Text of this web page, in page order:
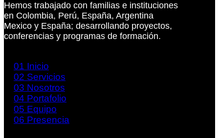
Hemos trabajado con familias e instituciones
en Colombia, Perú, España, Argentina
Mexico y España; desarrollando proyectos,
conferencias y programas de formación.
01 Inicio
02 Servicios
03 Nosotros
04 Portafolio
05 Equipo
06 Presencia